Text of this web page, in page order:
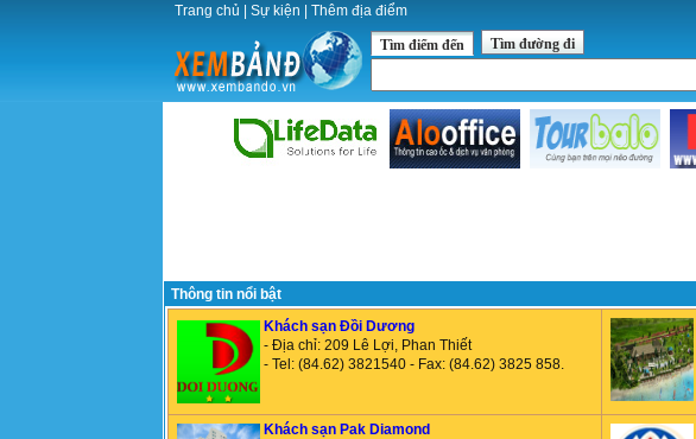
Trang chủ Sự kiện Thêm địa điểm
Tìm điểm đến Tìm đường đi
Thông tin nổi bật
Khách sạn Đồi Dương
- Địa chỉ: 209 Lê Lợi, Phan Thiết
- Tel: (84.62) 3821540 - Fax: (84.62) 3825 858.
Khách sạn Pak Diamond